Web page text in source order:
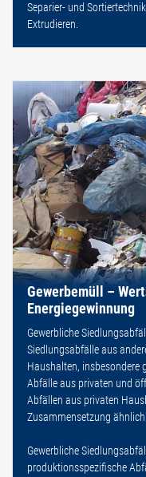
Separier- und
Extrudieren.
Gewerbemüll –
Energiegewinnung
Gewerbliche
Siedlungsabfälle aus
Haushalten, insbesondere
Abfälle aus privaten und
Abfällen aus privaten
Zusammensetzung
Gewerbliche
produktionsspezifische